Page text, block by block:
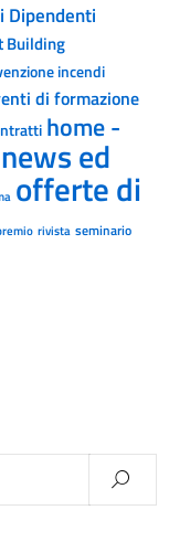
Dipendenti
Building
incendi
di formazione
home -
news ed
offerte di
rivista seminario